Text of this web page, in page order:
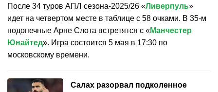
После 34 туров АПЛ сезона-2025/26 «Ливерпуль»
идет на четвертом месте в таблице с 58 очками. В 35-м
подопечные Арне Слота встретятся с «Манчестер
Юнайтед». Игра состоится 5 мая в 17:30 по
московскому времени.
Салах разорвал подколенное